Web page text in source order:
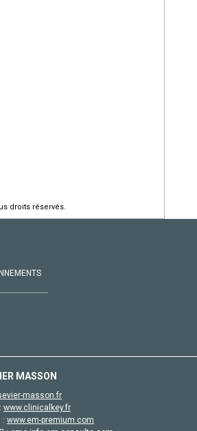
droits réservés.
MASSON
masson.fr
www.clinicalkey.fr
: www.em-premium.com